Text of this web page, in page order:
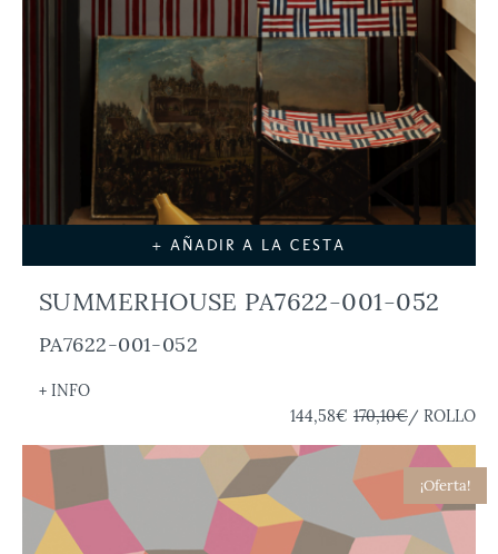
+ AÑADIR A LA CESTA
SUMMERHOUSE PA7622-001-052
PA7622-001-052
+ INFO
144,58€ 170,10€/ ROLLO
¡Oferta!